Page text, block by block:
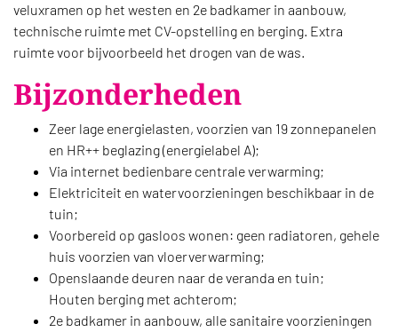
veluxramen op het westen en 2e badkamer in aanbouw,
technische ruimte met CV-opstelling en berging. Extra
ruimte voor bijvoorbeeld het drogen van de was.
Bijzonderheden
Zeer lage energielasten, voorzien van 19 zonnepanelen
en HR++ beglazing (energielabel A);
Via internet bedienbare centrale verwarming;
Elektriciteit en watervoorzieningen beschikbaar in de
tuin;
Voorbereid op gasloos wonen: geen radiatoren, gehele
huis voorzien van vloerverwarming;
Openslaande deuren naar de veranda en tuin;
Houten berging met achterom;
2e badkamer in aanbouw, alle sanitaire voorzieningen